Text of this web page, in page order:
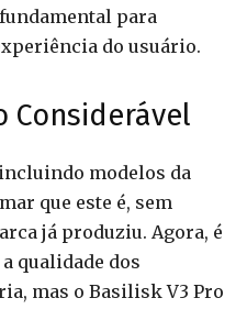
para
do usuário.
Considerável
modelos da
que este é, sem
já produziu. Agora, é
qualidade dos
mas o Basilisk V3 Pro